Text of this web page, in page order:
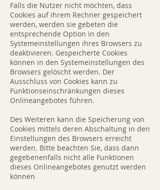
Falls die Nutzer nicht möchten, dass
Cookies auf ihrem Rechner gespeichert
werden, werden sie gebeten die
entsprechende Option in den
Systemeinstellungen ihres Browsers zu
deaktivieren. Gespeicherte Cookies
können in den Systemeinstellungen des
Browsers gelöscht werden. Der
Ausschluss von Cookies kann zu
Funktionseinschränkungen dieses
Onlineangebotes führen.
Des Weiteren kann die Speicherung von
Cookies mittels deren Abschaltung in den
Einstellungen des Browsers erreicht
werden. Bitte beachten Sie, dass dann
gegebenenfalls nicht alle Funktionen
dieses Onlineangebotes genutzt werden
können